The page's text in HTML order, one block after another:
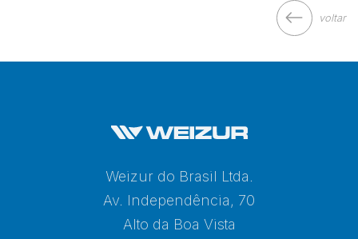
voltar
Weizur do Brasil Ltda.
Av. Independência, 70
Alto da Boa Vista